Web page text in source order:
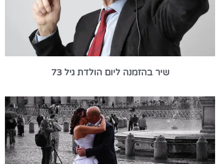
שיר בהזמנה ליום הולדת גיל 73